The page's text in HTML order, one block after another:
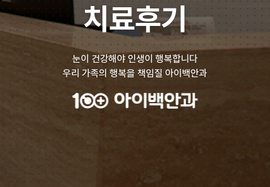
치료후기
눈이 건강해야 인생이 행복합니다
우리 가족의 행복을 책임질 아이백안과